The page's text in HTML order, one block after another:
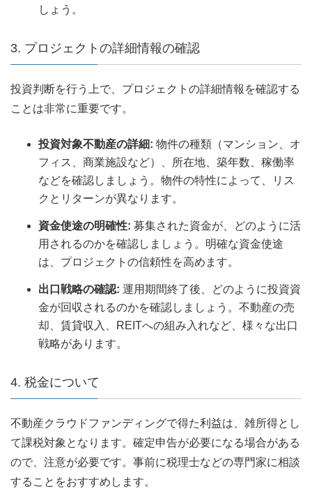
しょう。
3. プロジェクトの詳細情報の確認
投資判断を行う上で、プロジェクトの詳細情報を確認する
ことは非常に重要です。
投資対象不動産の詳細: 物件の種類（マンション、オ
フィス、商業施設など）、所在地、築年数、稼働率
などを確認しましょう。物件の特性によって、リス
クとリターンが異なります。
資金使途の明確性: 募集された資金が、どのように活
用されるのかを確認しましょう。明確な資金使途
は、プロジェクトの信頼性を高めます。
出口戦略の確認: 運用期間終了後、どのように投資資
金が回収されるのかを確認しましょう。不動産の売
却、賃貸収入、REITへの組み入れなど、様々な出口
戦略があります。
4. 税金について
不動産クラウドファンディングで得た利益は、雑所得とし
て課税対象となります。確定申告が必要になる場合がある
ので、注意が必要です。事前に税理士などの専門家に相談
することをおすすめします。